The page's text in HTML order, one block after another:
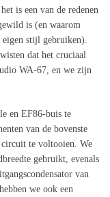
is een van de redenen
is (en waarom
eigen stijl gebruiken).
dat het cruciaal
WA-67, en we zijn
en EF86-buis te
van de bovenste
te voltooien. We
gebruikt, evenals
van
we ook een